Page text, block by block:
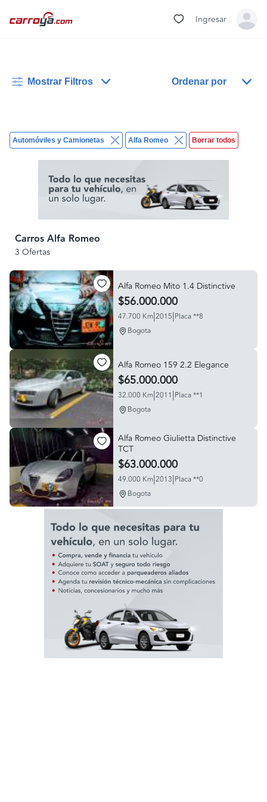
Ingresar
Mostrar Filtros Ordenar por
Automóviles y Camionetas Alfa Romeo Borrar todos
Carros Alfa Romeo
3 Ofertas
Alfa Romeo Mito 1.4 Distinctive
$56.000.000
47.700 Km|2015|Placa **8
Bogota
Alfa Romeo 159 2.2 Elegance
$65.000.000
32.000 Km|2011|Placa **1
Bogota
Alfa Romeo Giulietta Distinctive
TCT
$63.000.000
49.000 Km|2013|Placa **0
Bogota